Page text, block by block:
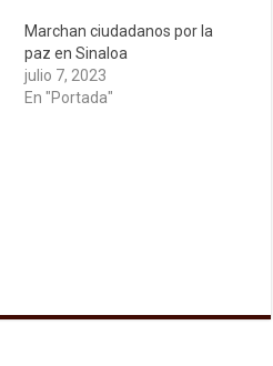
Marchan ciudadanos por la
paz en Sinaloa
julio 7, 2023
En "Portada"